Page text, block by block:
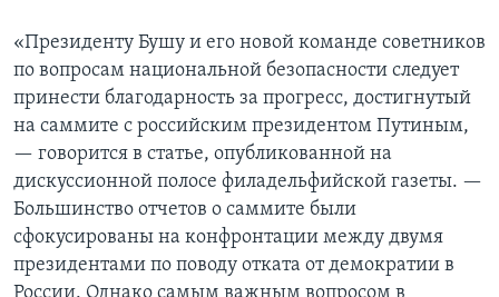
«Президенту Бушу и его новой команде советников
по вопросам национальной безопасности следует
принести благодарность за прогресс, достигнутый
на саммите с российским президентом Путиным,
— говорится в статье, опубликованной на
дискуссионной полосе филадельфийской газеты. —
Большинство отчетов о саммите были
сфокусированы на конфронтации между двумя
президентами по поводу отката от демократии в